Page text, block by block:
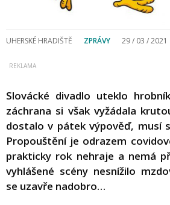
UHERSKÉ HRADIŠTĚ ZPRÁVY 29 / 03 / 2021
Slovácké divadlo uteklo
záchrana si však vyžádala
dostalo v pátek výpověď, musí
Propouštění je odrazem
prakticky rok nehraje a nemá
vyhlášené scény nesnížilo
se uzavře nadobro…